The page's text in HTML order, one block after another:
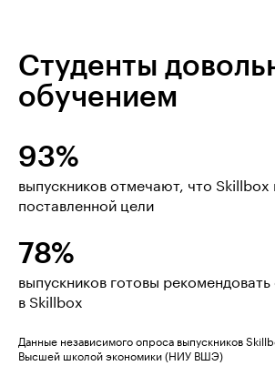
Студенты
обучением
93%
выпускников отмечают, что Skillbox
поставленной цели
78%
выпускников готовы
в Skillbox
Данные независимого опроса выпускников
Высшей школой экономики (НИУ ВШЭ)